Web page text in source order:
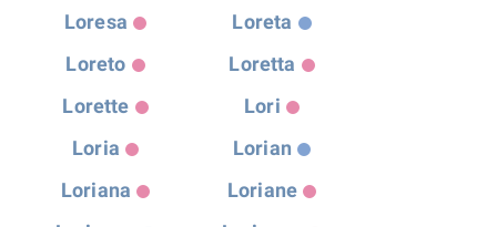
Loresa
Loreta
Loreto
Loretta
Lorette
Lori
Loria
Lorian
Loriana
Loriane